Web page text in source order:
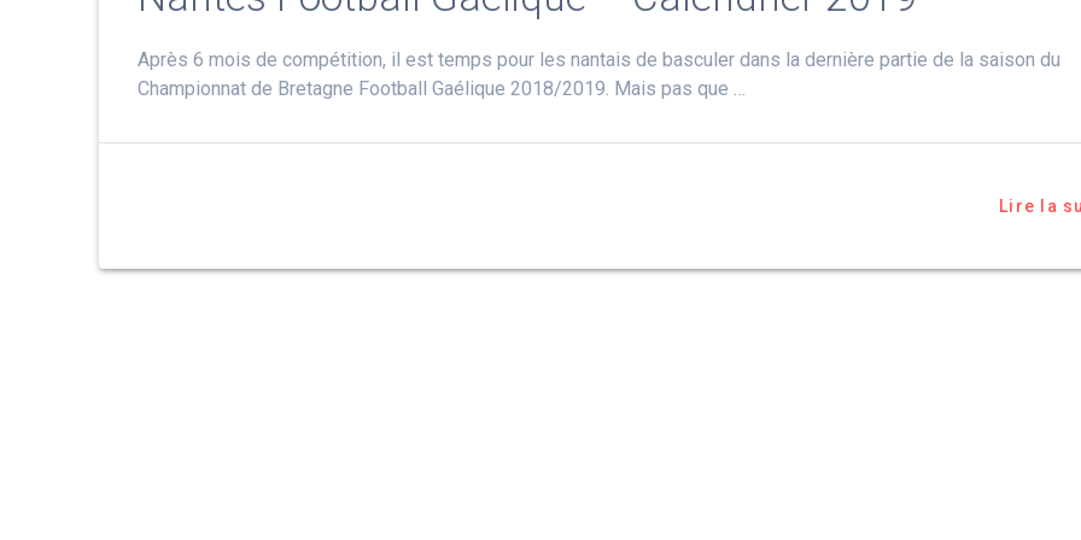
Après 6 mois de compétition, il est temps pour les nantais de basculer dans la dernière partie de la saison du
Championnat de Bretagne Football Gaélique 2018/2019. Mais pas que …
Lire la